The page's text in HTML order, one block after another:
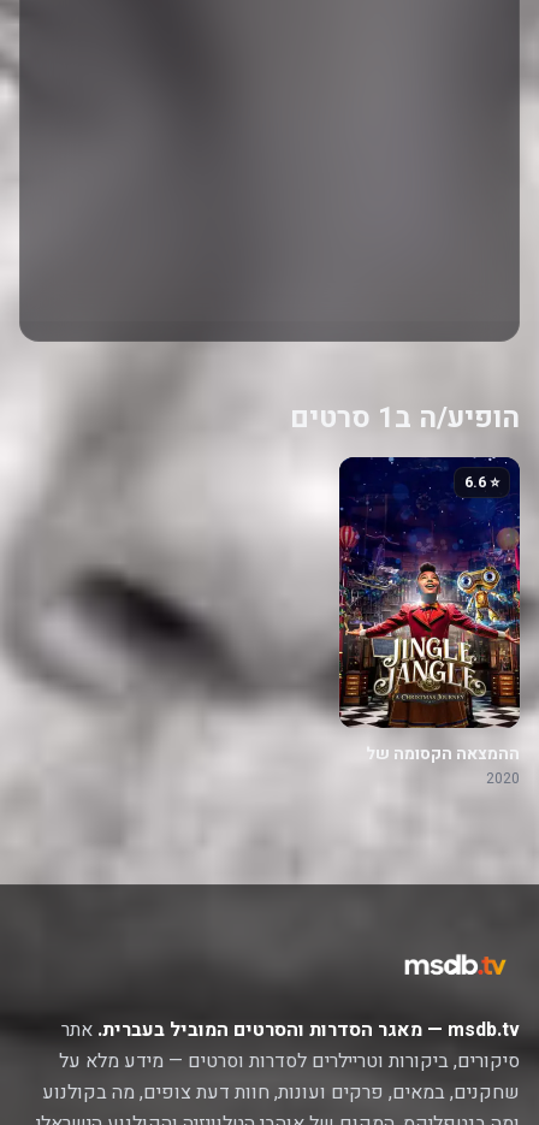
הופיע/ה ב1 סרטים
⭐ 6.6
ההמצאה הקסומה של
ג'רוניקוס ג'אנגל
2020
msdb.tv — מאגר הסדרות והסרטים המוביל בעברית.
אתר
סיקורים, ביקורות וטריילרים לסדרות וסרטים — מידע מלא על
שחקנים, במאים, פרקים ועונות, חוות דעת צופים, מה בקולנוע